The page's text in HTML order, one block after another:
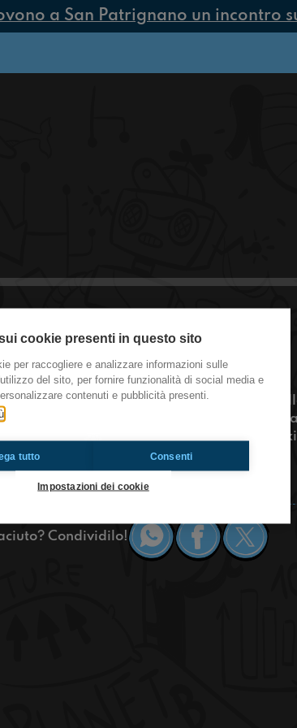
a San Patrignano un incontro
pensato a cosa succede nel vostro
parla anche di come l'uovo al tegamino
e dell'igloo più grande del mondo.
Condividilo!
cookie presenti in questo sito
per raccogliere e analizzare informazioni sulle
del sito, per fornire funzionalità di social media e
contenuti e pubblicità presenti.
tutto Consenti
Impostazioni dei cookie